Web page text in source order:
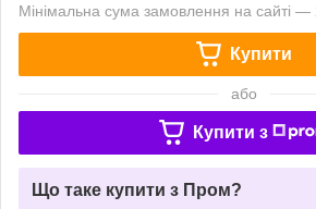
Мінімальна сума замовлення на сайті —
Купити
або
Купити з
Що таке купити з Пром?